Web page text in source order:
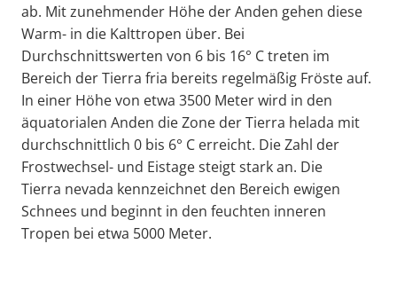
ab. Mit zunehmender Höhe der Anden gehen diese
Warm- in die Kalttropen über. Bei
Durchschnittswerten von 6 bis 16° C treten im
Bereich der Tierra fria bereits regelmäßig Fröste auf.
In einer Höhe von etwa 3500 Meter wird in den
äquatorialen Anden die Zone der Tierra helada mit
durchschnittlich 0 bis 6° C erreicht. Die Zahl der
Frostwechsel- und Eistage steigt stark an. Die
Tierra nevada kennzeichnet den Bereich ewigen
Schnees und beginnt in den feuchten inneren
Tropen bei etwa 5000 Meter.